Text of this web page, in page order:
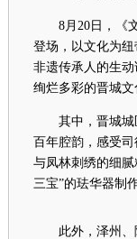
8月20日，《
登场，以文化为
非遗传承人的生
绚烂多彩的晋城文
其中，晋城
百年腔韵，感受
与凤林刺绣的细
三宝”的珐华器制
此外，泽州